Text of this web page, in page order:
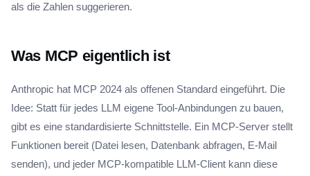
als die Zahlen suggerieren.
Was MCP eigentlich ist
Anthropic hat MCP 2024 als offenen Standard eingeführt. Die
Idee: Statt für jedes LLM eigene Tool-Anbindungen zu bauen,
gibt es eine standardisierte Schnittstelle. Ein MCP-Server stellt
Funktionen bereit (Datei lesen, Datenbank abfragen, E-Mail
senden), und jeder MCP-kompatible LLM-Client kann diese